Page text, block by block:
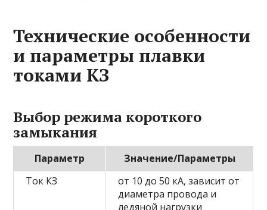
Технические особенности
и параметры плавки
токами КЗ
Выбор режима короткого
замыкания
Параметр
Значение/Параметры
Ток КЗ
от 10 до 50 кА, зависит от
диаметра провода и
ледяной нагрузки